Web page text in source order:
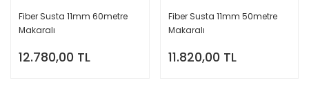
Fiber Susta 11mm 60metre
Makaralı
12.780,00 TL
Fiber Susta 11mm 50metre
Makaralı
11.820,00 TL